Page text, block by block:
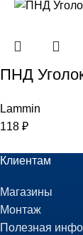
ПНД
Lammin
118 ₽
Клиентам
Магазины
Монтаж
Полезная